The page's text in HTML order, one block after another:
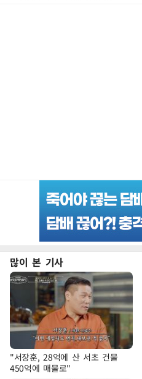
많이 본 기사
"서장훈, 28억에 산 서초 건물
450억에 매물로"